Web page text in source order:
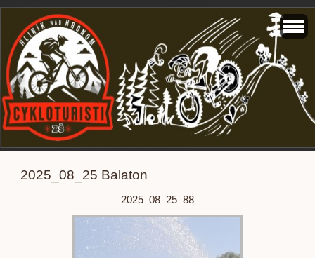
2025_08_25 Balaton
2025_08_25_88